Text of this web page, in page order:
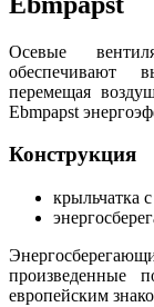
Осевые
обеспечивают
перемещая
Ebmpapst
Конструкция
крыльчатка
произведенные
европейским